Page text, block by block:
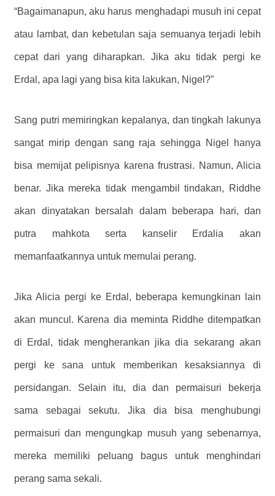
“Bagaimanapun, aku harus menghadapi musuh ini cepat
atau lambat, dan kebetulan saja semuanya terjadi lebih
cepat dari yang diharapkan. Jika aku tidak pergi ke
Erdal, apa lagi yang bisa kita lakukan, Nigel?”
Sang putri memiringkan kepalanya, dan tingkah lakunya
sangat mirip dengan sang raja sehingga Nigel hanya
bisa memijat pelipisnya karena frustrasi. Namun, Alicia
benar. Jika mereka tidak mengambil tindakan, Riddhe
akan dinyatakan bersalah dalam beberapa hari, dan
putra mahkota serta kanselir Erdalia akan
memanfaatkannya untuk memulai perang.
Jika Alicia pergi ke Erdal, beberapa kemungkinan lain
akan muncul. Karena dia meminta Riddhe ditempatkan
di Erdal, tidak mengherankan jika dia sekarang akan
pergi ke sana untuk memberikan kesaksiannya di
persidangan. Selain itu, dia dan permaisuri bekerja
sama sebagai sekutu. Jika dia bisa menghubungi
permaisuri dan mengungkap musuh yang sebenarnya,
mereka memiliki peluang bagus untuk menghindari
perang sama sekali.